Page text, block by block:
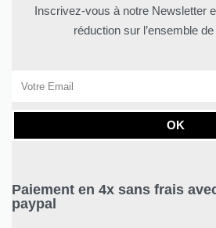
Inscrivez-vous à notre Newsletter
réduction sur l’ensemble
OK
Paiement en 4x sans frais
paypal